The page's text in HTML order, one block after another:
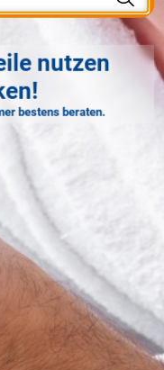
nutzen
bestens beraten.